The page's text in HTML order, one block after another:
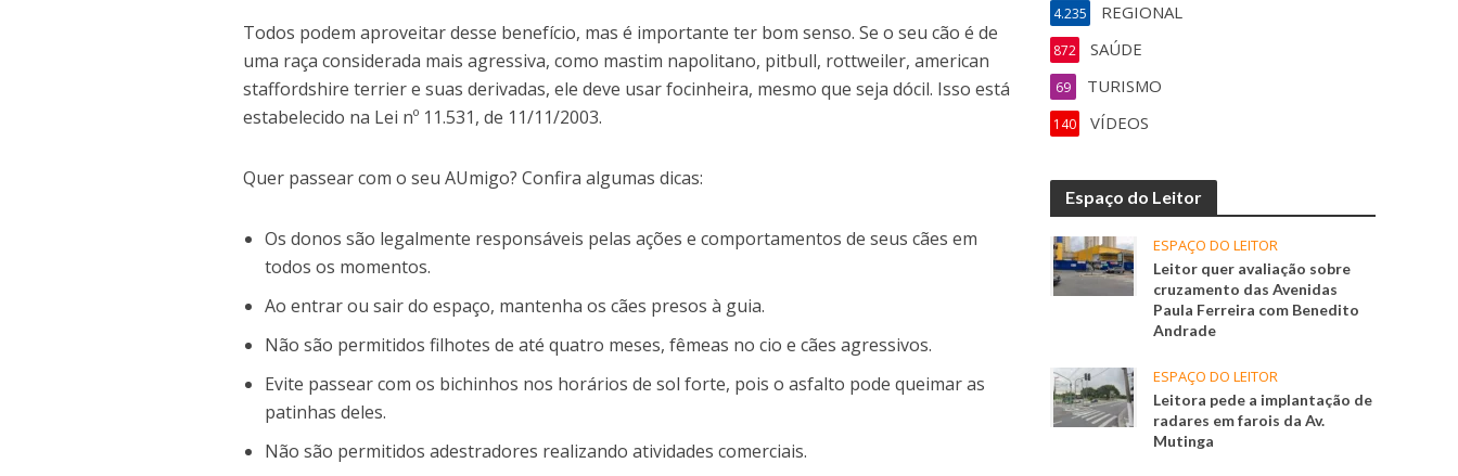
Todos podem aproveitar desse benefício, mas é importante ter bom senso. Se o seu cão é de
uma raça considerada mais agressiva, como mastim napolitano, pitbull, rottweiler, american
staffordshire terrier e suas derivadas, ele deve usar focinheira, mesmo que seja dócil. Isso está
estabelecido na Lei nº 11.531, de 11/11/2003.
Quer passear com o seu AUmigo? Confira algumas dicas:
Os donos são legalmente responsáveis pelas ações e comportamentos de seus cães em
todos os momentos.
Ao entrar ou sair do espaço, mantenha os cães presos à guia.
Não são permitidos filhotes de até quatro meses, fêmeas no cio e cães agressivos.
Evite passear com os bichinhos nos horários de sol forte, pois o asfalto pode queimar as
patinhas deles.
Não são permitidos adestradores realizando atividades comerciais.
REGIONAL
4.235
SAÚDE
872
TURISMO
69
VÍDEOS
140
Espaço do Leitor
ESPAÇO DO LEITOR
Leitor quer avaliação sobre
cruzamento das Avenidas
Paula Ferreira com Benedito
Andrade
ESPAÇO DO LEITOR
Leitora pede a implantação de
radares em farois da Av.
Mutinga